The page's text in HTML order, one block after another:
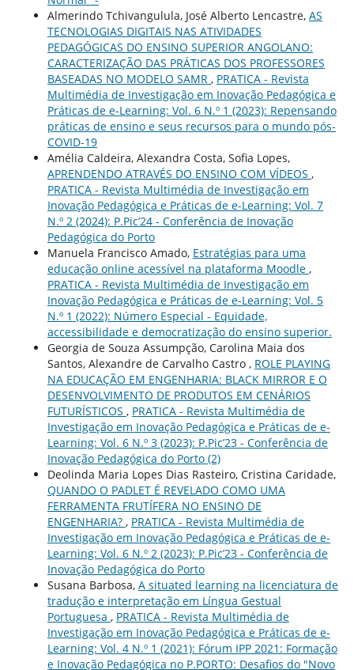
Almerindo Tchivangulula, José Alberto Lencastre, AS
TECNOLOGIAS DIGITAIS NAS ATIVIDADES
PEDAGÓGICAS DO ENSINO SUPERIOR ANGOLANO:
CARACTERIZAÇÃO DAS PRÁTICAS DOS PROFESSORES
BASEADAS NO MODELO SAMR , PRATICA - Revista
Multimédia de Investigação em Inovação Pedagógica e
Práticas de e-Learning: Vol. 6 N.º 1 (2023): Repensando
práticas de ensino e seus recursos para o mundo pós-
COVID-19
Amélia Caldeira, Alexandra Costa, Sofia Lopes,
APRENDENDO ATRAVÉS DO ENSINO COM VÍDEOS ,
PRATICA - Revista Multimédia de Investigação em
Inovação Pedagógica e Práticas de e-Learning: Vol. 7
N.º 2 (2024): P.Pic’24 - Conferência de Inovação
Pedagógica do Porto
Manuela Francisco Amado, Estratégias para uma
educação online acessível na plataforma Moodle ,
PRATICA - Revista Multimédia de Investigação em
Inovação Pedagógica e Práticas de e-Learning: Vol. 5
N.º 1 (2022): Número Especial - Equidade,
accessibilidade e democratização do ensino superior.
Georgia de Souza Assumpção, Carolina Maia dos
Santos, Alexandre de Carvalho Castro , ROLE PLAYING
NA EDUCAÇÃO EM ENGENHARIA: BLACK MIRROR E O
DESENVOLVIMENTO DE PRODUTOS EM CENÁRIOS
FUTURÍSTICOS , PRATICA - Revista Multimédia de
Investigação em Inovação Pedagógica e Práticas de e-
Learning: Vol. 6 N.º 3 (2023): P.Pic’23 - Conferência de
Inovação Pedagógica do Porto (2)
Deolinda Maria Lopes Dias Rasteiro, Cristina Caridade,
QUANDO O PADLET É REVELADO COMO UMA
FERRAMENTA FRUTÍFERA NO ENSINO DE
ENGENHARIA? , PRATICA - Revista Multimédia de
Investigação em Inovação Pedagógica e Práticas de e-
Learning: Vol. 6 N.º 2 (2023): P.Pic’23 - Conferência de
Inovação Pedagógica do Porto
Susana Barbosa, A situated learning na licenciatura de
tradução e interpretação em Língua Gestual
Portuguesa , PRATICA - Revista Multimédia de
Investigação em Inovação Pedagógica e Práticas de e-
Learning: Vol. 4 N.º 1 (2021): Fórum IPP 2021: Formação
e Inovação Pedagógica no P.PORTO: Desafios do "Novo